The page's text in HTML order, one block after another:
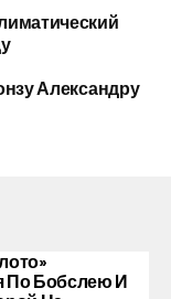
Александру
По Бобслею И